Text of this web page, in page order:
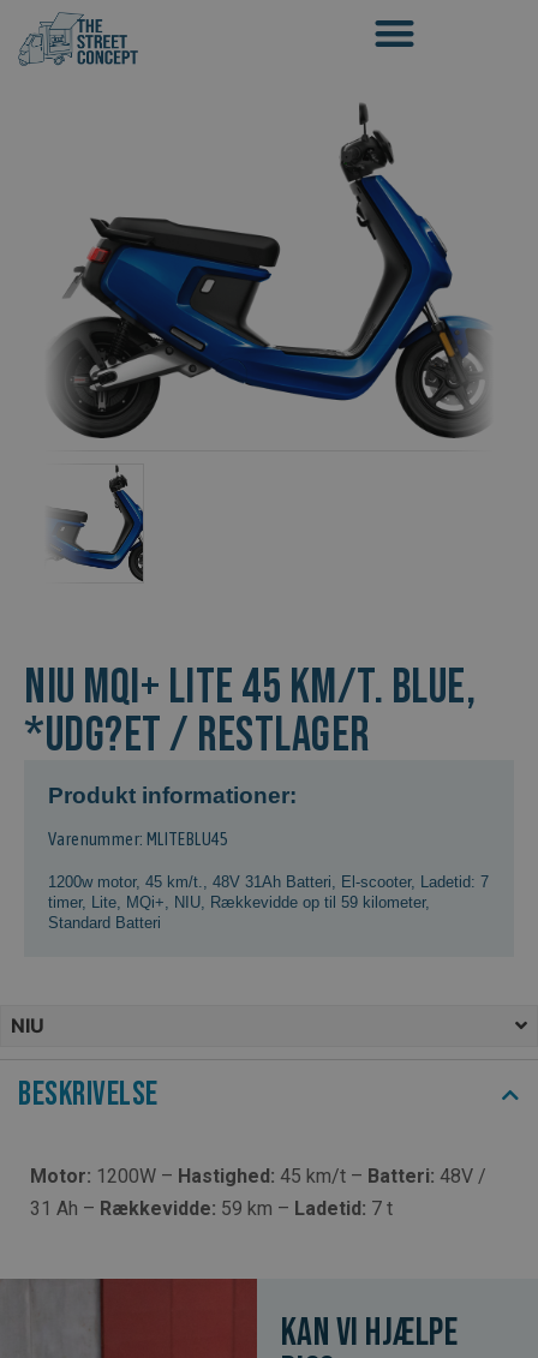
NIU MQi+ Lite 45 km/t. Blue,
*Udg?et / Restlager
Produkt informationer:
Varenummer: MLITEBLU45
1200w motor, 45 km/t. 48V 31Ah Batteri El-scooter, Ladetid: 7
timer, Lite MQi+ NIU Rækkevidde op til 59 kilometer,
Standard Batteri
NIU
Beskrivelse
Motor: 1200W – Hastighed: 45 km/t – Batteri: 48V /
31 Ah – Rækkevidde: 59 km – Ladetid: 7 t
Kan vi hjælpe